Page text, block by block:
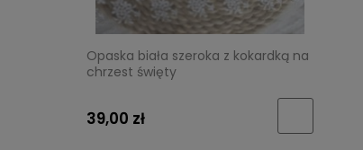
Opaska biała szeroka z kokardką na
chrzest święty
39,00 zł